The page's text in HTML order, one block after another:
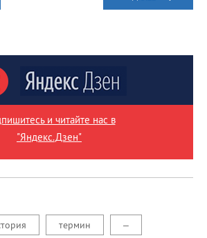
и читайте нас в
"Яндекс.Дзен"
термин –